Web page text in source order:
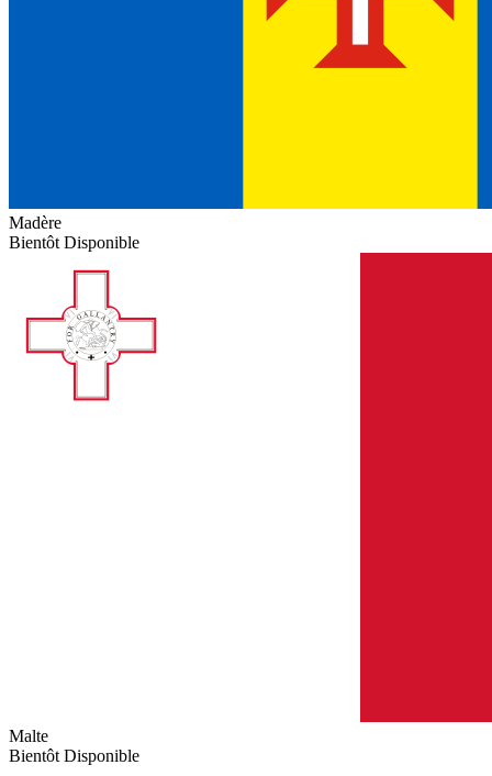
Madère
Bientôt Disponible
Malte
Bientôt Disponible